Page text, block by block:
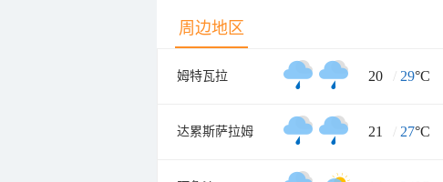
周边地区
姆特瓦拉 20 / 29°C
达累斯萨拉姆 21 / 27°C